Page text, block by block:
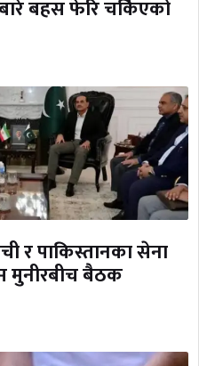
बहस फेरि चर्किएको
र पाकिस्तानका सेना
मुनीरबीच बैठक